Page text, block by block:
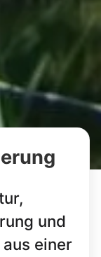
und
einer